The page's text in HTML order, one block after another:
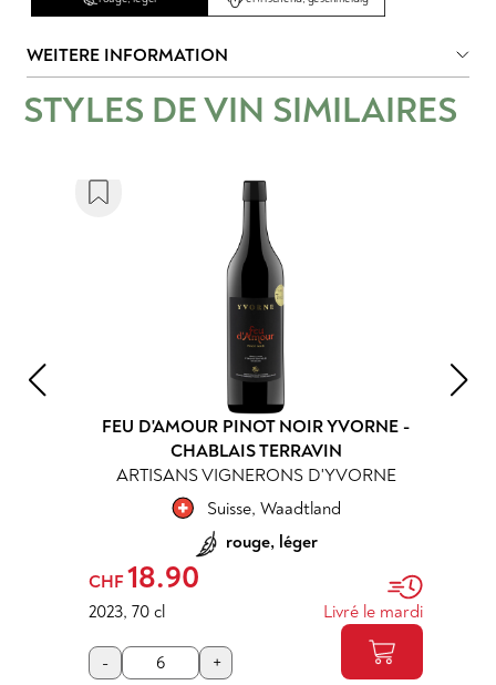
WEITERE INFORMATION
STYLES DE VIN SIMILAIRES
FEU D'AMOUR PINOT NOIR YVORNE -
CHABLAIS TERRAVIN
ARTISANS VIGNERONS D'YVORNE
Suisse, Waadtland
rouge, léger
CHF 18.90
2023, 70 cl Livré le mardi
- +